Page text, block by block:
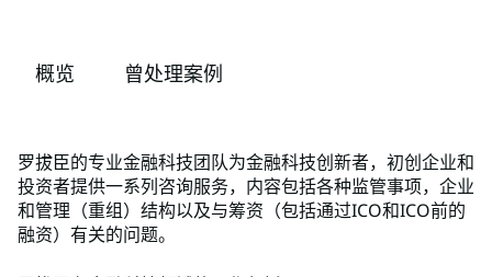
概览 曾处理案例
罗拔臣的专业金融科技团队为金融科技创新者，初创企业和
投资者提供一系列咨询服务，内容包括各种监管事项，企业
和管理（重组）结构以及与筹资（包括通过ICO和ICO前的
融资）有关的问题。